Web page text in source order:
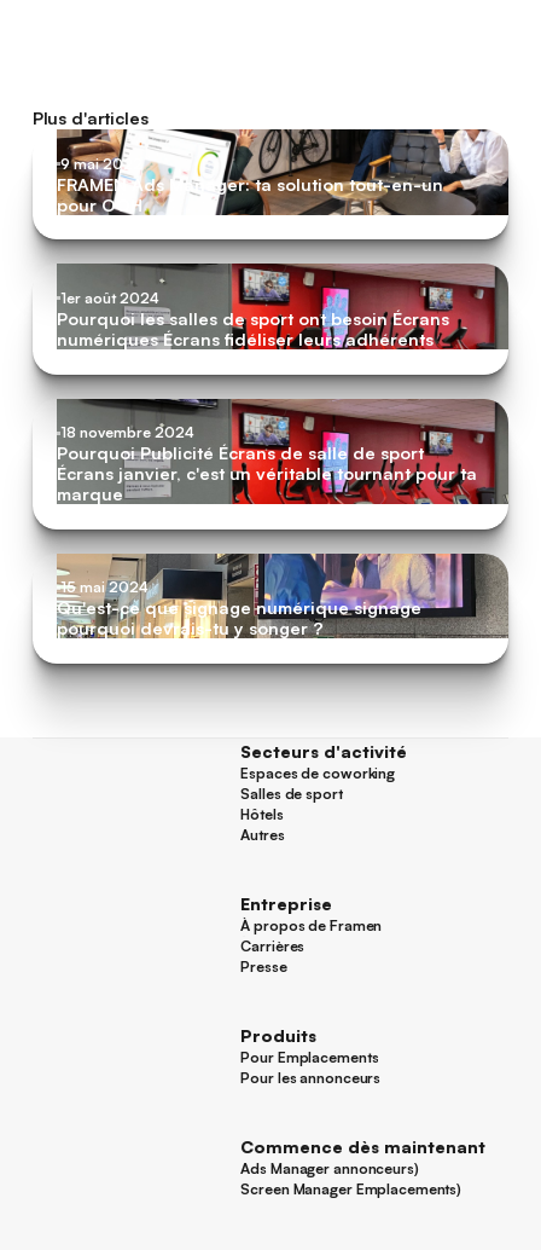
Plus d'articles
9 mai 2022
FRAMEN Ads Manager: ta solution tout-en-un
pour OOH
1er août 2024
Pourquoi les salles de sport ont besoin Écrans
numériques Écrans fidéliser leurs adhérents
18 novembre 2024
Pourquoi Publicité Écrans de salle de sport
Écrans janvier, c'est un véritable tournant pour ta
marque
15 mai 2024
Qu'est-ce que signage numérique signage
pourquoi devrais-tu y songer ?
Secteurs d'activité
Espaces de coworking
Espaces de coworking
Salles de sport
Salles de sport
Hôtels
Hôtels
Autres
Entreprise
À propos de Framen
À propos de Framen
Carrières
Carrières
Presse
Produits
Pour Emplacements
Pour Emplacements
Pour les annonceurs
Commence dès maintenant
Ads Manager annonceurs)
Ads Manager annonceurs)
Screen Manager Emplacements)